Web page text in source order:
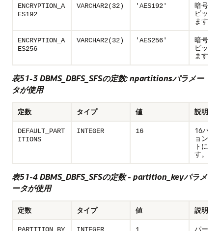
ENCRYPTION_A
ES192
VARCHAR2(32) 'AES192'
暗号化
ビット
ます。
ENCRYPTION_A
ES256
VARCHAR2(32) 'AES256'
暗号化
ビット
ます。
表51-3 DBMS_DBFS_SFSの定数: npartitionsパラメー
タが使用
定数 タイプ 値 説明
DEFAULT_PART
ITIONS
INTEGER 16
16パー
ョンを
トに設
す。
表51-4 DBMS_DBFS_SFSの定数 - partition_keyパラメ
ータが使用
定数 タイプ 値 説明
パーテ